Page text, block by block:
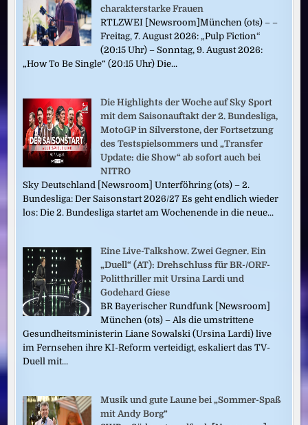
charakterstarke Frauen
RTLZWEI [Newsroom]München (ots) – –
Freitag, 7. August 2026: „Pulp Fiction“
(20:15 Uhr) – Sonntag, 9. August 2026:
„How To Be Single“ (20:15 Uhr) Die...
Die Highlights der Woche auf Sky Sport
mit dem Saisonauftakt der 2. Bundesliga,
MotoGP in Silverstone, der Fortsetzung
des Testspielsommers und „Transfer
Update: die Show“ ab sofort auch bei
NITRO
Sky Deutschland [Newsroom] Unterföhring (ots) – 2.
Bundesliga: Der Saisonstart 2026/27 Es geht endlich wieder
los: Die 2. Bundesliga startet am Wochenende in die neue...
Eine Live-Talkshow. Zwei Gegner. Ein
„Duell“ (AT): Drehschluss für BR-/ORF-
Politthriller mit Ursina Lardi und
Godehard Giese
BR Bayerischer Rundfunk [Newsroom]
München (ots) – Als die umstrittene
Gesundheitsministerin Liane Sowalski (Ursina Lardi) live
im Fernsehen ihre KI-Reform verteidigt, eskaliert das TV-
Duell mit...
Musik und gute Laune bei „Sommer-Spaß
mit Andy Borg“